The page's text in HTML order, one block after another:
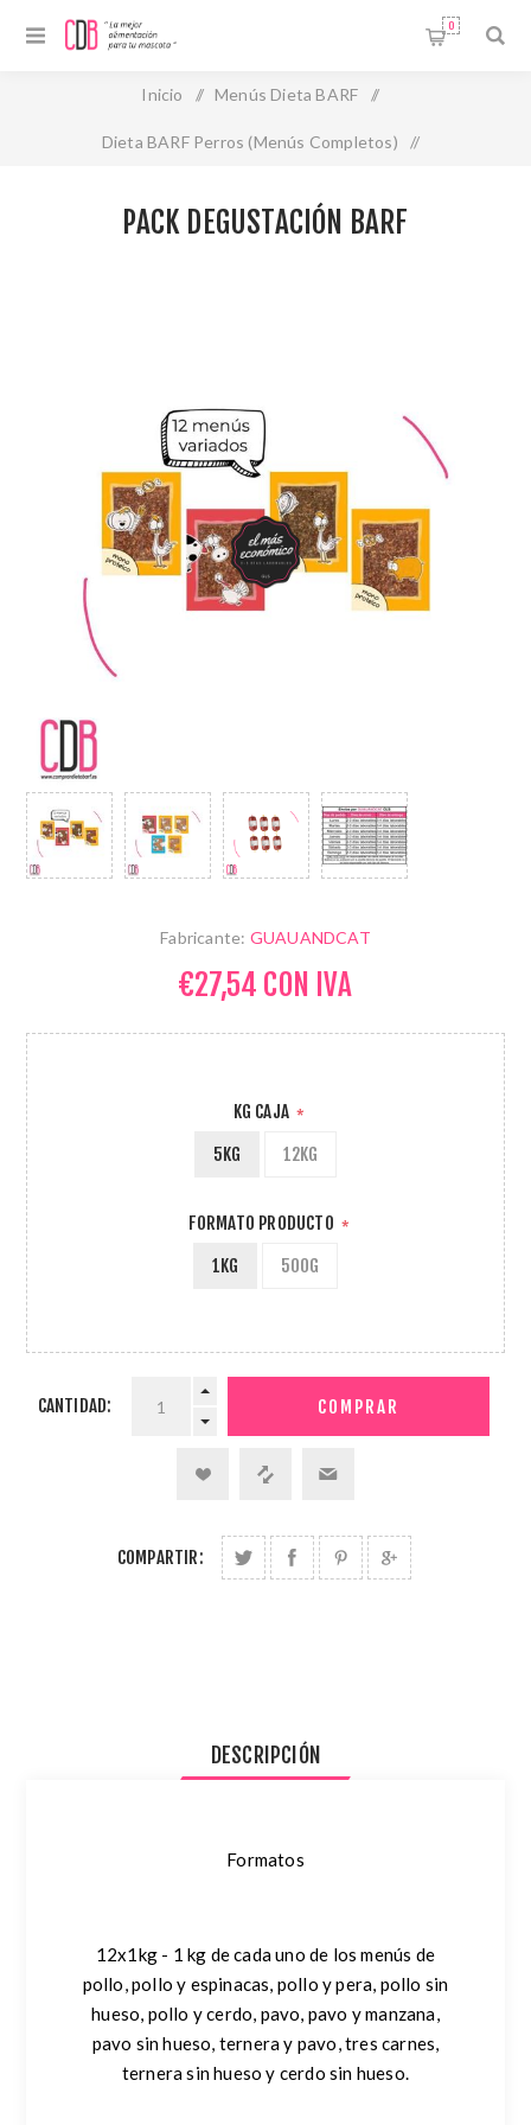
0
Inicio / Menús Dieta BARF /
Dieta BARF Perros (Menús Completos) /
PACK DEGUSTACIÓN BARF
Fabricante: GUAUANDCAT
€27,54 CON IVA
KG CAJA *
5KG 12KG
FORMATO PRODUCTO *
1KG 500G
CANTIDAD:
COMPARTIR:
DESCRIPCIÓN
Formatos
12x1kg - 1 kg de cada uno de los menús de
pollo, pollo y espinacas, pollo y pera, pollo sin
hueso, pollo y cerdo, pavo, pavo y manzana,
pavo sin hueso, ternera y pavo, tres carnes,
ternera sin hueso y cerdo sin hueso.